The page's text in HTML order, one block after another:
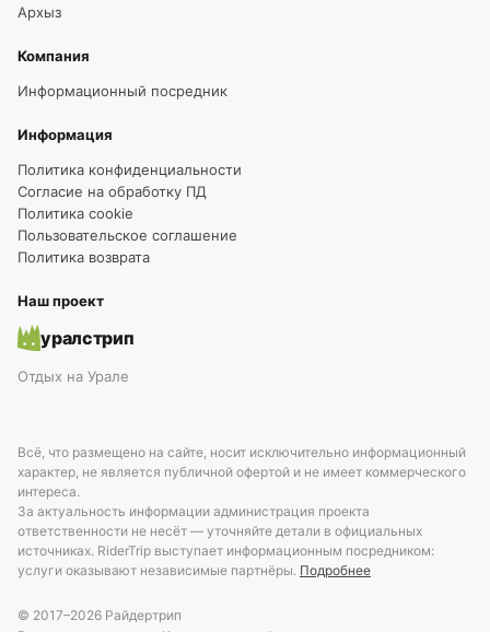
Архыз
Компания
Информационный посредник
Информация
Политика конфиденциальности
Согласие на обработку ПД
Политика cookie
Пользовательское соглашение
Политика возврата
Наш проект
уралстрип
Отдых на Урале
Всё, что размещено на сайте, носит исключительно информационный
характер, не является публичной офертой и не имеет коммерческого
интереса.
За актуальность информации администрация проекта
ответственности не несёт — уточняйте детали в официальных
источниках. RiderTrip выступает информационным посредником:
услуги оказывают независимые партнёры. Подробнее
© 2017–2026 Райдертрип